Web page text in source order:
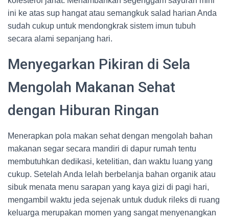
ini ke atas sup hangat atau semangkuk salad harian Anda
sudah cukup untuk mendongkrak sistem imun tubuh
secara alami sepanjang hari.
Menyegarkan Pikiran di Sela
Mengolah Makanan Sehat
dengan Hiburan Ringan
Menerapkan pola makan sehat dengan mengolah bahan
makanan segar secara mandiri di dapur rumah tentu
membutuhkan dedikasi, ketelitian, dan waktu luang yang
cukup. Setelah Anda lelah berbelanja bahan organik atau
sibuk menata menu sarapan yang kaya gizi di pagi hari,
mengambil waktu jeda sejenak untuk duduk rileks di ruang
keluarga merupakan momen yang sangat menyenangkan